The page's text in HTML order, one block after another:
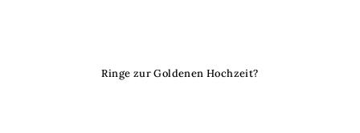
Ringe zur Goldenen Hochzeit?